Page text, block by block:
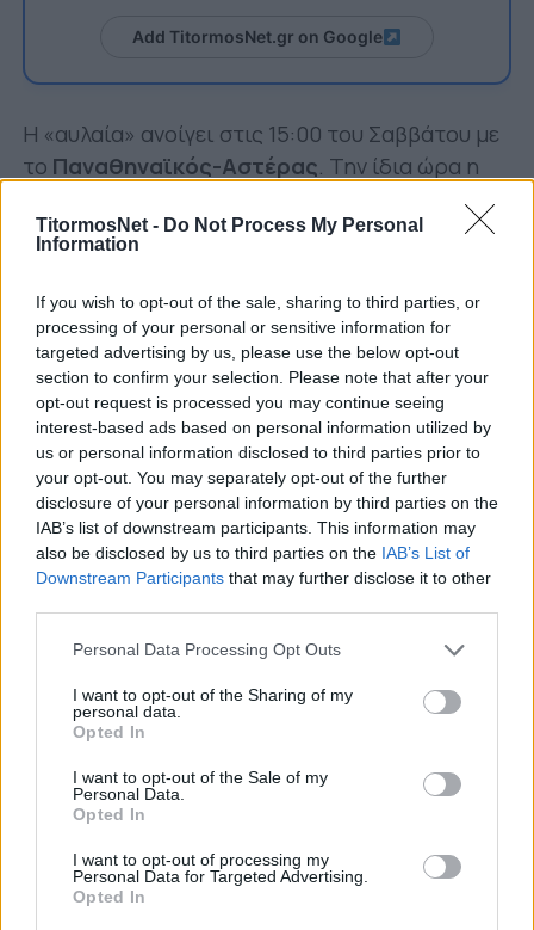
TitormosNet - Do Not Process My Personal
Information
If you wish to opt-out of the sale, sharing to third parties, or
processing of your personal or sensitive information for
targeted advertising by us, please use the below opt-out
section to confirm your selection. Please note that after your
opt-out request is processed you may continue seeing
interest-based ads based on personal information utilized by
us or personal information disclosed to third parties prior to
your opt-out. You may separately opt-out of the further
disclosure of your personal information by third parties on the
IAB’s list of downstream participants. This information may
also be disclosed by us to third parties on the IAB’s List of
Downstream Participants that may further disclose it to other
Personal Data Processing Opt Outs
I want to opt-out of the Sharing of my
personal data.
Opted In
I want to opt-out of the Sale of my
Personal Data.
Opted In
I want to opt-out of processing my
Personal Data for Targeted Advertising.
Opted In
Add TitormosNet.gr on Google
Η «αυλαία» ανοίγει στις 15:00 του Σαββάτου με
το Παναθηναϊκός-Αστέρας. Την ίδια ώρα η
Ιωνικόςμε τονΑτρόμητοκοντράρονται σε
Κυριακή και ώρα 15:00 οΠαναιτωλικός
φιλοξενεί τονΆρη. Ταυτόχρονα οΠΑΣ
αντιμετωπίζει τονΑπόλλωνα Σμύρνης. Στις
17:15 τοΑΕΚ-Βόλος. Το πρόγραμμα κλείνει με
το ντέρμπι της Τούμπας,ΠΑΟΚ-Ολυμπιακός
στις 19:30.
Αναλυτικά:
Πρόγραμμα Super League
αγωνιστική#slgr
#matchday20
#slgrinterwetten
pic.twitter.com/IChF5cu7v4
January 28, 2022